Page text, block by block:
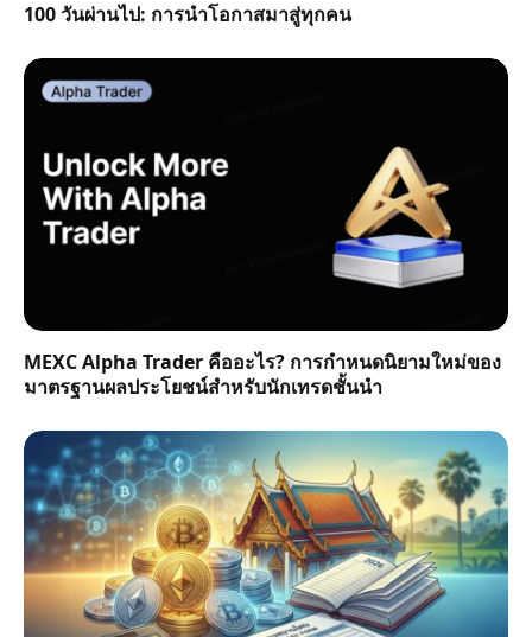
100 วันผ่านไป: การนำโอกาสมาสู่ทุกคน
MEXC Alpha Trader คืออะไร? การกำหนดนิยามใหม่ของ
มาตรฐานผลประโยชน์สำหรับนักเทรดชั้นนำ